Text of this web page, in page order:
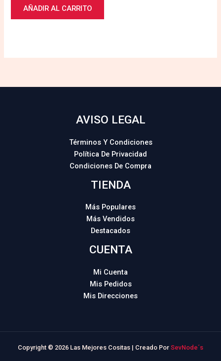
AÑADIR AL CARRITO
AVISO LEGAL
Términos Y Condiciones
Política De Privacidad
Condiciones De Compra
TIENDA
Más Populares
Más Vendidos
Destacados
CUENTA
Mi Cuenta
Mis Pedidos
Mis Direcciones
Copyright © 2026 Las Mejores Cositas | Creado Por SevNode´s